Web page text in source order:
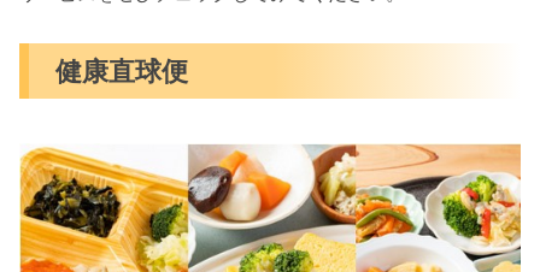
健康直球便